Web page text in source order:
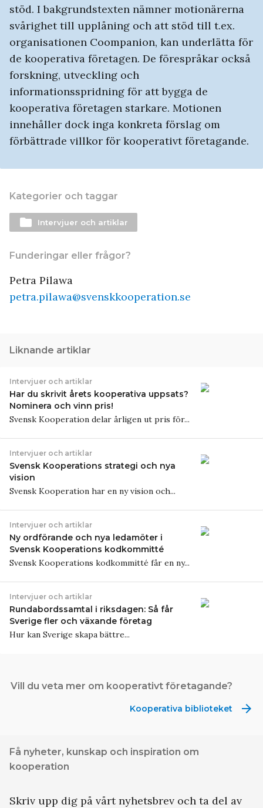
stöd. I bakgrundstexten nämner motionärerna
svårighet till upplåning och att stöd till t.ex.
organisationen Coompanion, kan underlätta för
de kooperativa företagen. De förespråkar också
forskning, utveckling och
informationsspridning för att bygga de
kooperativa företagen starkare. Motionen
innehåller dock inga konkreta förslag om
förbättrade villkor för kooperativt företagande.
Kategorier och taggar
folder Intervjuer och artiklar
Funderingar eller frågor?
Petra Pilawa
petra.pilawa@svenskkooperation.se
Liknande artiklar
Intervjuer och artiklar
Har du skrivit årets kooperativa uppsats?
Nominera och vinn pris!
Svensk Kooperation delar årligen ut pris för...
Intervjuer och artiklar
Svensk Kooperations strategi och nya
vision
Svensk Kooperation har en ny vision och...
Intervjuer och artiklar
Ny ordförande och nya ledamöter i
Svensk Kooperations kodkommitté
Svensk Kooperations kodkommitté får en ny...
Intervjuer och artiklar
Rundabordssamtal i riksdagen: Så får
Sverige fler och växande företag
Hur kan Sverige skapa bättre...
Vill du veta mer om kooperativt företagande?
Kooperativa biblioteket arrow_forward
Få nyheter, kunskap och inspiration om
kooperation
Skriv upp dig på vårt nyhetsbrev och ta del av